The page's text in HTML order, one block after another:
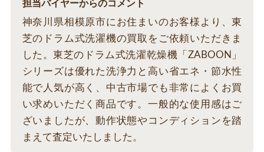
担当バイヤーからのコメント
神奈川県相模原市にお住まいのお客様より、東
芝のドラム式洗濯機の買取をご依頼いただきま
した。東芝のドラム式洗濯乾燥機「ZABOON」
シリーズは優れた洗浄力と高い省エネ・節水性
能で人気が高く、中古市場でも非常によくお買
い求めいただく商品です。一般的な使用感はご
ざいましたが、動作状態やコンディションを踏
まえて査定いたしました。